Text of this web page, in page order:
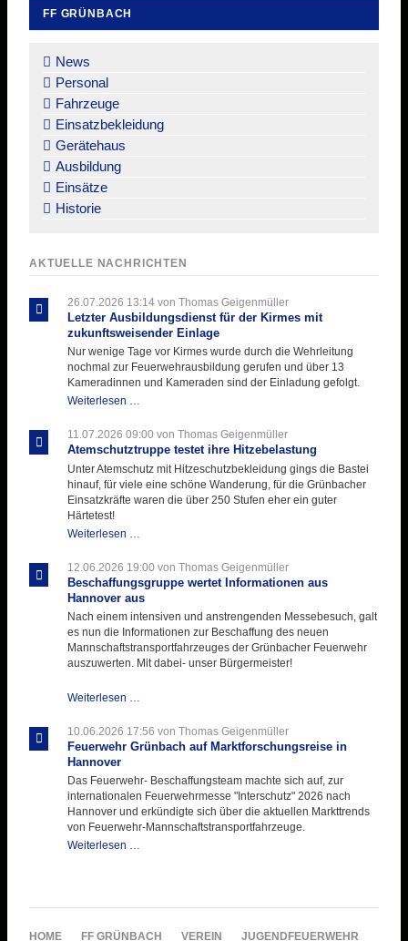
FF GRÜNBACH
überspringen
News
Personal
Fahrzeuge
Einsatzbekleidung
Gerätehaus
Ausbildung
Einsätze
Historie
AKTUELLE NACHRICHTEN
26.07.2026 13:14von Thomas Geigenmüller
Letzter Ausbildungsdienst für der Kirmes mit
zukunftsweisender Einlage
Nur wenige Tage vor Kirmes wurde durch die Wehrleitung
nochmal zur Feuerwehrausbildung gerufen und über 13
Kameradinnen und Kameraden sind der Einladung gefolgt.
Weiterlesen …
für
der
11.07.2026 09:00 von Thomas Geigenmüller
Atemschutztruppe testet ihre Hitzebelastung
Unter Atemschutz mit Hitzeschutzbekleidung gings die Bastei
hinauf, für viele eine schöne Wanderung, für die Grünbacher
Einsatzkräfte waren die über 250 Stufen eher ein guter
Härtetest!
Weiterlesen …
ihre
Hitzebelastung
12.06.2026 19:00 von Thomas Geigenmüller
Beschaffungsgruppe wertet Informationen aus
Hannover aus
Nach einem intensiven und anstrengenden Messebesuch, galt
es nun die Informationen zur Beschaffung des neuen
Mannschaftstransportfahrzeuges der Grünbacher Feuerwehr
auszuwerten. Mit dabei- unser Bürgermeister!
Weiterlesen …
Informationen
aus
10.06.2026 17:56 von Thomas Geigenmüller
Feuerwehr Grünbach auf Marktforschungsreise in
Hannover
Das Feuerwehr- Beschaffungsteam machte sich auf, zur
internationalen Feuerwehrmesse "Interschutz" 2026 nach
Hannover und erkündigte sich über die aktuellen Markttrends
von Feuerwehr-Mannschaftstransportfahrzeuge.
Weiterlesen …
in
NAVIGATION
HOME FF GRÜNBACH VEREIN JUGENDFEUERWEHR